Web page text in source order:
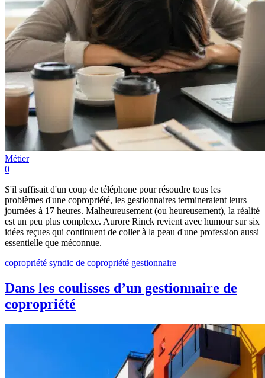
Métier
0
S'il suffisait d'un coup de téléphone pour résoudre tous les
problèmes d'une copropriété, les gestionnaires termineraient leurs
journées à 17 heures. Malheureusement (ou heureusement), la réalité
est un peu plus complexe. Aurore Rinck revient avec humour sur six
idées reçues qui continuent de coller à la peau d'une profession aussi
essentielle que méconnue.
copropriété syndic de copropriété gestionnaire
Dans les coulisses d’un gestionnaire de
copropriété